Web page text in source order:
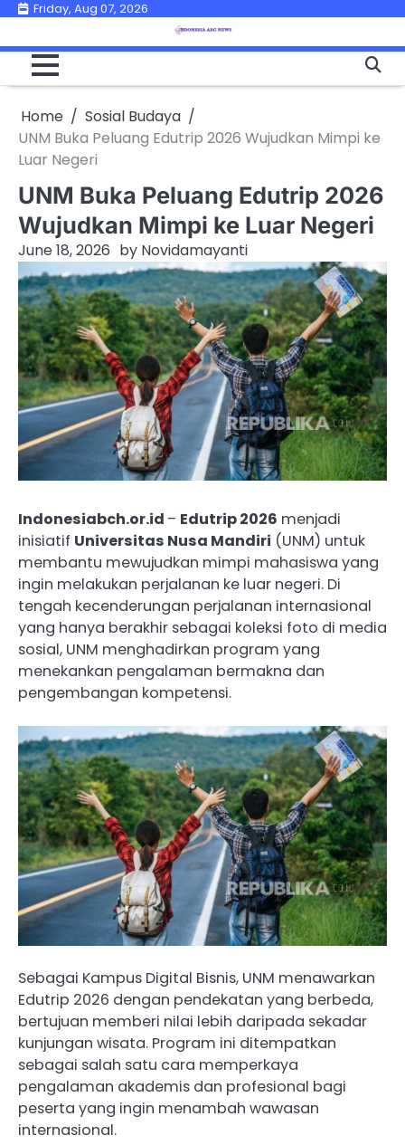
Skip
content
Friday, Aug 07, 2026
Home
Sosial Budaya
UNM Buka Peluang Edutrip 2026 Wujudkan Mimpi ke
Luar Negeri
UNM Buka Peluang Edutrip 2026
Wujudkan Mimpi ke Luar Negeri
June 18, 2026 by Novidamayanti
Indonesiabch.or.id – Edutrip 2026 menjadi
inisiatif Universitas Nusa Mandiri (UNM) untuk
membantu mewujudkan mimpi mahasiswa yang
ingin melakukan perjalanan ke luar negeri. Di
tengah kecenderungan perjalanan internasional
yang hanya berakhir sebagai koleksi foto di media
sosial, UNM menghadirkan program yang
menekankan pengalaman bermakna dan
pengembangan kompetensi.
Sebagai Kampus Digital Bisnis, UNM menawarkan
Edutrip 2026 dengan pendekatan yang berbeda,
bertujuan memberi nilai lebih daripada sekadar
kunjungan wisata. Program ini ditempatkan
sebagai salah satu cara memperkaya
pengalaman akademis dan profesional bagi
peserta yang ingin menambah wawasan
internasional.